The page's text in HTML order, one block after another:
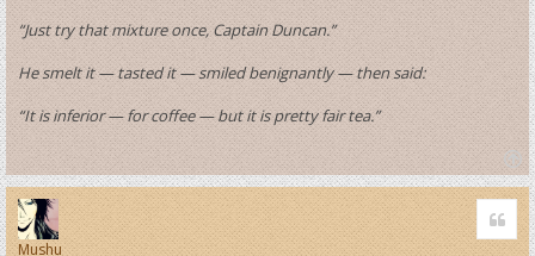
“Just try that mixture once, Captain Duncan.”
He smelt it — tasted it — smiled benignantly — then said:
“It is inferior — for coffee — but it is pretty fair tea.”
T
o
p
Mushu